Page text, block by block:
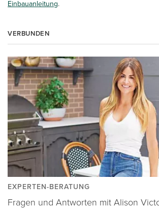
Einbauanleitung.
VERBUNDEN
EXPERTEN-BERATUNG
Fragen und Antworten mit Alison